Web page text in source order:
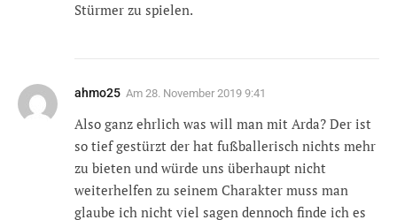
Stürmer zu spielen.
ahmo25 Am 28. November 2019 9:41
Also ganz ehrlich was will man mit Arda? Der ist
so tief gestürzt der hat fußballerisch nichts mehr
zu bieten und würde uns überhaupt nicht
weiterhelfen zu seinem Charakter muss man
glaube ich nicht viel sagen dennoch finde ich es